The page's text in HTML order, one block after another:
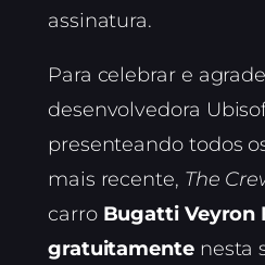
assinatura.
Para celebrar e
desenvolvedora
presenteando todos
mais recente, The
carro Bugatti Veyron
gratuitamentenesta